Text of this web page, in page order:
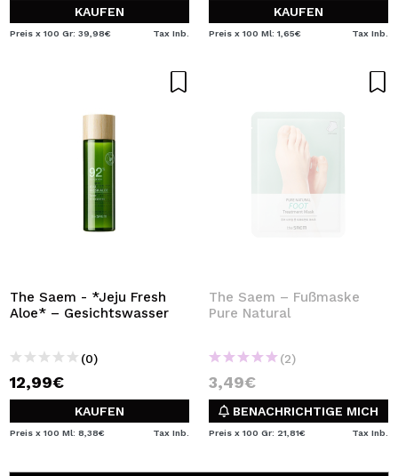
KAUFEN
Preis x 100 Gr: 39,98€ Tax Inb.
KAUFEN
Preis x 100 Ml: 1,65€ Tax Inb.
The Saem - *Jeju Fresh
Aloe* – Gesichtswasser
(0)
12,99€
KAUFEN
Preis x 100 Ml: 8,38€ Tax Inb.
The Saem – Fußmaske
Pure Natural
(2)
3,49€
BENACHRICHTIGE MICH
Preis x 100 Gr: 21,81€ Tax Inb.